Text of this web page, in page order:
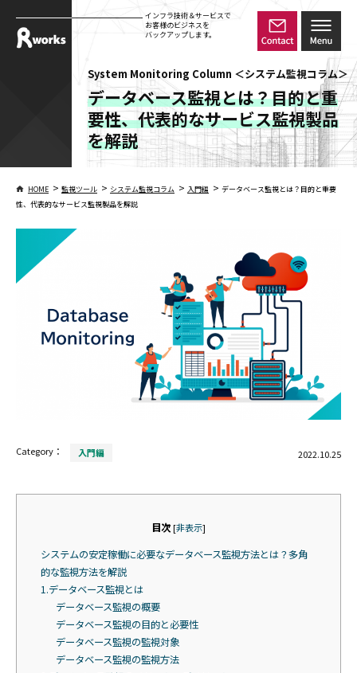
インフラ技術＆サービスで
お客様のビジネスを
バックアップします。
System Monitoring Column ＜システム監視コラム＞
データベース監視とは？目的と重
要性、代表的なサービス監視製品
を解説
HOME > 監視ツール > システム監視コラム > 入門編 > データベース監視とは？目的と重要
性、代表的なサービス監視製品を解説
Category： 入門編 2022.10.25
目次[非表示]
システムの安定稼働に必要なデータベース監視方法とは？多角
的な監視方法を解説
1.データベース監視とは
データベース監視の概要
データベース監視の目的と必要性
データベース監視の監視対象
データベース監視の監視方法